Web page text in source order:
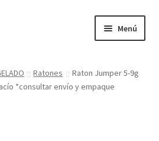
Menú
Ratones
Raton Jumper 5-9g
*consultar envío y empaque